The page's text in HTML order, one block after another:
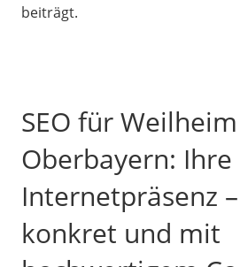
beiträgt.
SEO für
Oberbayern: Ihre
Internetpräsenz
konkret und mit